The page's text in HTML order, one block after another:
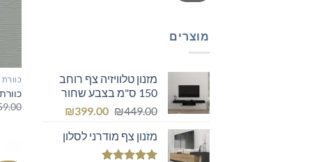
מוצרים
מזנון טלוויזיה צף רוחב
150 ס"מ בצבע שחור
₪449.00
המחיר
היה:
₪449.00.
₪399.00
המחיר
הוא:מזנון צף מודרני לסלון
כוורת
כוורת